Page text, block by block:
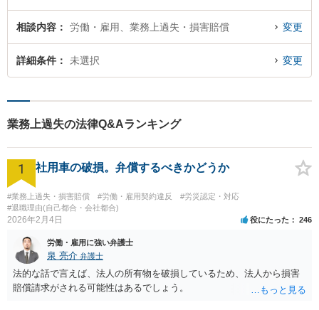
相談内容 労働・雇用、業務上過失・損害賠償 変更
詳細条件 未選択 変更
業務上過失の法律Q&Aランキング
1 社用車の破損。弁償するべきかどうか
#業務上過失・損害賠償 #労働・雇用契約違反
#労災認定・対応
#退職理由(自己都合・会社都合)
2026年2月4日 役にたった 246
労働・雇用に強い弁護士
泉 亮介 弁護士
法的な話で言えば、法人の所有物を破損しているため、法人から損害
賠償請求がされる可能性はあるでしょう。